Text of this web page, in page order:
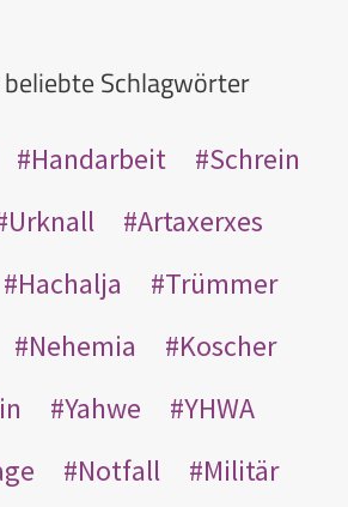
Schlagwörter
Handarbeit
Schrein
Urknall
Artaxerxes
Hachalja
Trümmer
Nehemia
Koscher
Yahwe
YHWA
Notfall
Militär